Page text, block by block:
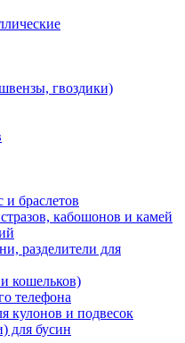
гвоздики)
и браслетов
кабошонов и камей
разделители для
кошельков)
телефона
кулонов и подвесок
для бусин